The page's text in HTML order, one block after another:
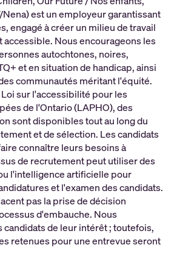
Nena) est un employeur garantissant
engagé à créer un milieu de travail
accessible. Nous encourageons les
autochtones, noires,
et en situation de handicap, ainsi
communautés méritant l'équité.
sur l'accessibilité pour les
de l'Ontario (LAPHO), des
sont disponibles tout au long du
et de sélection. Les candidats
connaître leurs besoins à
de recrutement peut utiliser des
l'intelligence artificielle pour
et l'examen des candidats.
pas la prise de décision
d'embauche. Nous
de leur intérêt ; toutefois,
retenues pour une entrevue seront